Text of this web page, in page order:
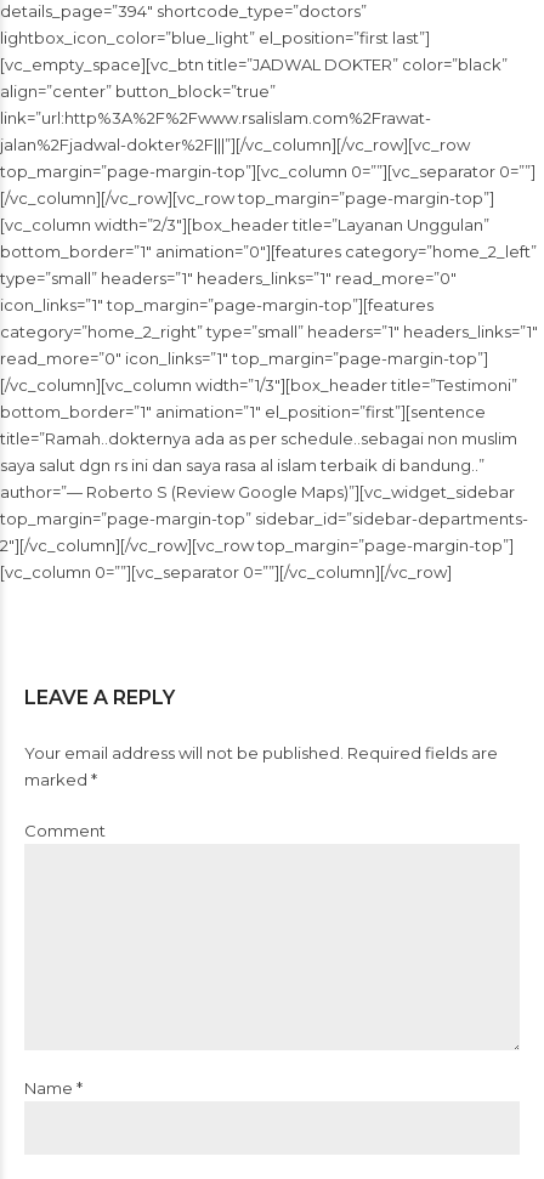
details_page=”394″ shortcode_type=”doctors”
lightbox_icon_color=”blue_light” el_position=”first last”]
[vc_empty_space][vc_btn title=”JADWAL DOKTER” color=”black”
align=”center” button_block=”true”
link=”url:http%3A%2F%2Fwww.rsalislam.com%2Frawat-
jalan%2Fjadwal-dokter%2F|||”][/vc_column][/vc_row][vc_row
top_margin=”page-margin-top”][vc_column 0=””][vc_separator 0=””]
[/vc_column][/vc_row][vc_row top_margin=”page-margin-top”]
[vc_column width=”2/3″][box_header title=”Layanan Unggulan”
bottom_border=”1″ animation=”0″][features category=”home_2_left”
type=”small” headers=”1″ headers_links=”1″ read_more=”0″
icon_links=”1″ top_margin=”page-margin-top”][features
category=”home_2_right” type=”small” headers=”1″ headers_links=”1″
read_more=”0″ icon_links=”1″ top_margin=”page-margin-top”]
[/vc_column][vc_column width=”1/3″][box_header title=”Testimoni”
bottom_border=”1″ animation=”1″ el_position=”first”][sentence
title=”Ramah..dokternya ada as per schedule..sebagai non muslim
saya salut dgn rs ini dan saya rasa al islam terbaik di bandung..”
author=”— Roberto S (Review Google Maps)”][vc_widget_sidebar
top_margin=”page-margin-top” sidebar_id=”sidebar-departments-
2″][/vc_column][/vc_row][vc_row top_margin=”page-margin-top”]
[vc_column 0=””][vc_separator 0=””][/vc_column][/vc_row]
LEAVE A REPLY
Your email address will not be published. Required fields are
marked *
Comment
Name *